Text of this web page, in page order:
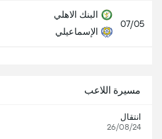
07/05
البنك الاهلي
الإسماعيلي
مسيرة اللاعب
انتقال
26/08/24